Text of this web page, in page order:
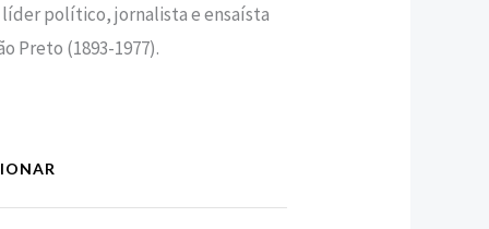
político, jornalista e ensaísta
Preto (1893-1977).